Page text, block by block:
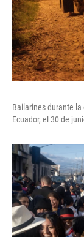
Bailarines durante
Ecuador, el 30 de